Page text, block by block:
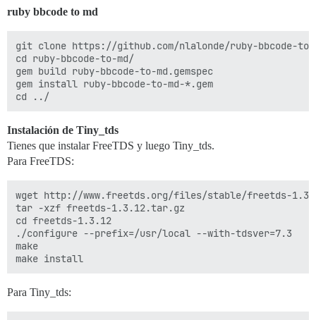
ruby bbcode to md
git clone https://github.com/nlalonde/ruby-bbcode-
cd ruby-bbcode-to-md/
gem build ruby-bbcode-to-md.gemspec
gem install ruby-bbcode-to-md-*.gem
Instalación de Tiny_tds
Tienes que instalar FreeTDS y luego Tiny_tds.
Para FreeTDS:
wget http://www.freetds.org/files/stable/freetds-
tar -xzf freetds-1.3.12.tar.gz
cd freetds-1.3.12
./configure --prefix=/usr/local --with-tdsver=7.3
make
Para Tiny_tds: